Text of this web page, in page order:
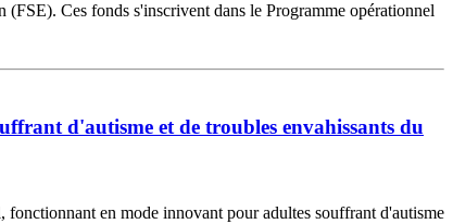
Ces fonds s'inscrivent dans le Programme opérationnel
d'autisme et de troubles envahissants du
en mode innovant pour adultes souffrant d'autisme